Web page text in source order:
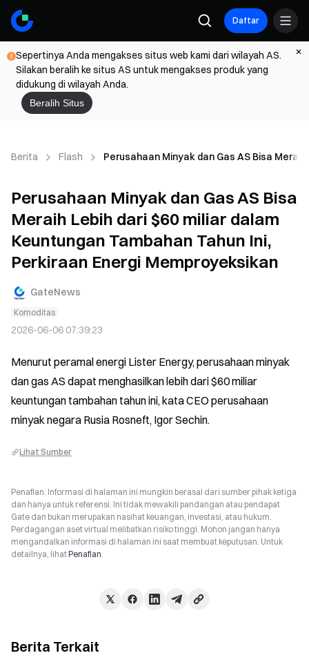
Daftar
Sepertinya Anda mengakses situs web kami dari wilayah AS.
Silakan beralih ke situs AS untuk mengakses produk yang
didukung di wilayah Anda.
Beralih Situs
Berita Flash Perusahaan Minyak dan Gas AS Bisa
Perusahaan Minyak dan Gas AS Bisa
Meraih Lebih dari $60 miliar dalam
Keuntungan Tambahan Tahun Ini,
Perkiraan Energi Memproyeksikan
GateNews
Komoditas
2026-06-06 07:39:23
Menurut peramal energi Lister Energy, perusahaan minyak
dan gas AS dapat menghasilkan lebih dari $60 miliar
keuntungan tambahan tahun ini, kata CEO perusahaan
minyak negara Rusia Rosneft, Igor Sechin.
Lihat Sumber
Penafian: Informasi di halaman ini mungkin berasal dari sumber pihak ketiga
dan hanya untuk referensi. Ini tidak mewakili pandangan atau pendapat
Gate dan bukan merupakan nasihat keuangan, investasi, atau hukum.
Perdagangan aset virtual melibatkan risiko tinggi. Mohon jangan hanya
mengandalkan informasi di halaman ini saat membuat keputusan. Untuk
detailnya, lihatPenafian.
Berita Terkait